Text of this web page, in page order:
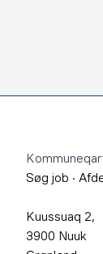
Søg job ·
Kuussuaq 2,
3900 Nuuk